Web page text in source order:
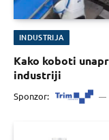
INDUSTRIJA
Kako koboti
industriji
Sponzor: